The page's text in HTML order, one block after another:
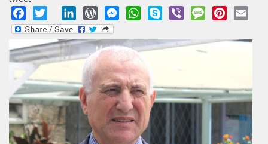
Facebook
Twitter LinkedInWordPressMessengerWhatsApp
Skype Viber MessagePinterest